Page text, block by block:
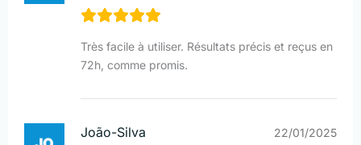
Très facile à utiliser. Résultats précis et reçus en
72h, comme promis.
João-Silva 22/01/2025